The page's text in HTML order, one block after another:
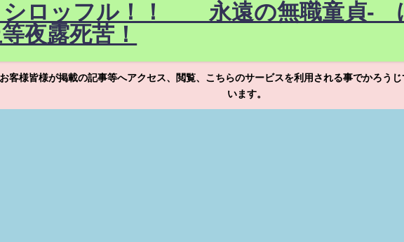
シロッフル！！ 永遠の無職童貞-
夜露死苦！
客様皆様が掲載の記事等へアクセス、閲覧、こちらのサービスを利用される事でかろう
います。